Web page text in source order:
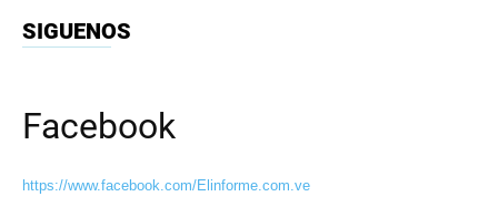
SIGUENOS
Facebook
https://www.facebook.com/Elinforme.com.ve